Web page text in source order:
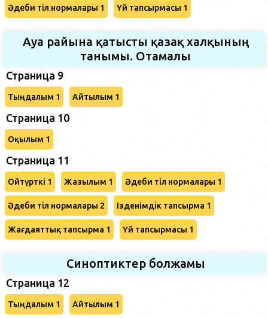
Әдеби тіл нормалары 1 Үй тапсырмасы 1
Ауа райына қатысты қазақ халқының
танымы. Отамалы
Страница 9
Тыңдалым 1 Айтылым 1
Страница 10
Оқылым 1
Страница 11
Ойтүрткі 1 Жазылым 1 Әдеби тіл нормалары 1
Әдеби тіл нормалары 2 Ізденімдік тапсырма 1
Жағдаяттық тапсырма 1 Үй тапсырмасы 1
Синоптиктер болжамы
Страница 12
Тыңдалым 1 Айтылым 1